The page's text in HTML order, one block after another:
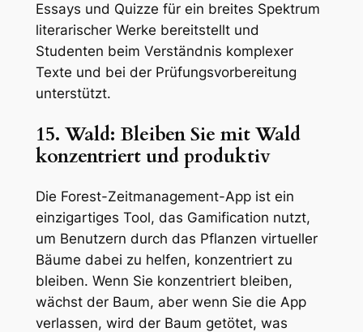
Essays und Quizze für ein breites Spektrum
literarischer Werke bereitstellt und
Studenten beim Verständnis komplexer
Texte und bei der Prüfungsvorbereitung
unterstützt.
15. Wald: Bleiben Sie mit Wald
konzentriert und produktiv
Die Forest-Zeitmanagement-App ist ein
einzigartiges Tool, das Gamification nutzt,
um Benutzern durch das Pflanzen virtueller
Bäume dabei zu helfen, konzentriert zu
bleiben. Wenn Sie konzentriert bleiben,
wächst der Baum, aber wenn Sie die App
verlassen, wird der Baum getötet, was